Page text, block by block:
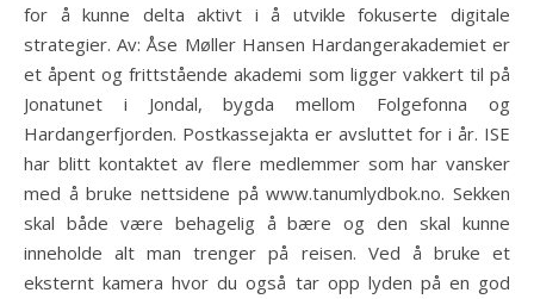
for å kunne delta aktivt i å utvikle fokuserte digitale
strategier. Av: Åse Møller Hansen Hardangerakademiet er
et åpent og frittstående akademi som ligger vakkert til på
Jonatunet i Jondal, bygda mellom Folgefonna og
Hardangerfjorden. Postkassejakta er avsluttet for i år. ISE
har blitt kontaktet av flere medlemmer som har vansker
med å bruke nettsidene på www.tanumlydbok.no. Sekken
skal både være behagelig å bære og den skal kunne
inneholde alt man trenger på reisen. Ved å bruke et
eksternt kamera hvor du også tar opp lyden på en god